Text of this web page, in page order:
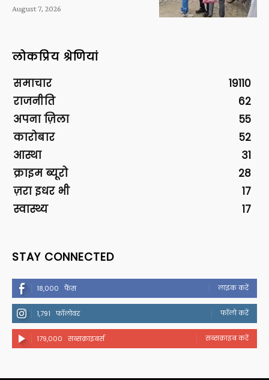
August 7, 2026
लोकप्रिय श्रेणियां
समाचार
19110
राजनीति
62
अपना ज़िला
55
कारोबार
52
आस्था
31
क्राइम ब्यूरो
28
ज़रा इधर भी
17
स्वास्थ्य
17
STAY CONNECTED
18,000 फैंस लाइक करें
1,791 फॉलोवर फॉलो करें
179,000 सब्सक्राइबर्स सब्सक्राइब करें